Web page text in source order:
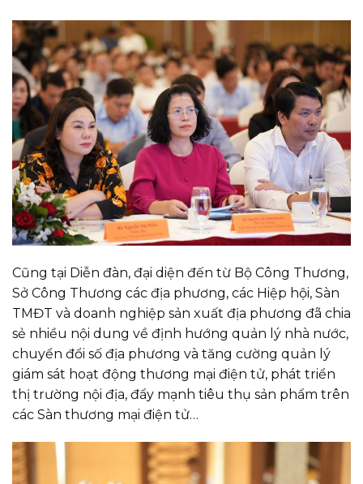
Cũng tại Diễn đàn, đại diện đến từ Bộ Công Thương,
Sở Công Thương các địa phương, các Hiệp hội, Sàn
TMĐT và doanh nghiệp sản xuất địa phương đã chia
sẻ nhiều nội dung về định hướng quản lý nhà nước,
chuyển đổi số địa phương và tăng cường quản lý
giám sát hoạt động thương mại điện tử, phát triển
thị trường nội địa, đẩy mạnh tiêu thụ sản phẩm trên
các Sàn thương mại điện tử…